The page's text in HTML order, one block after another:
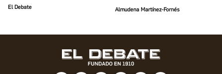
El Debate Almudena Martínez-Fornés